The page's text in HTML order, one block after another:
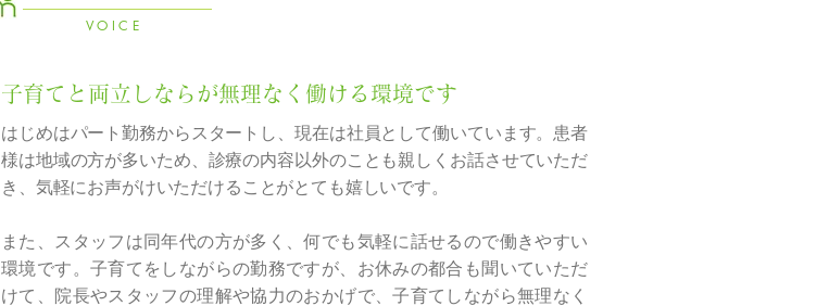
VOICE
​子育てと両立しならが無理なく働ける環境です
はじめはパート勤務からスタートし、現在は社員として働いています。患者
様は地域の方が多いため、診療の内容以外のことも親しくお話させていただ
き、気軽にお声がけいただけることがとても嬉しいです。
また、スタッフは同年代の方が多く、何でも気軽に話せるので働きやすい
環境です。子育てをしながらの勤務ですが、お休みの都合も聞いていただ
けて、院長やスタッフの理解や協力のおかげで、子育てしながら無理なく